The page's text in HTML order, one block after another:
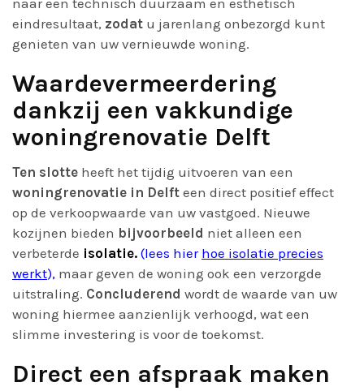
naar een technisch duurzaam en esthetisch
eindresultaat, zodat u jarenlang onbezorgd kunt
genieten van uw vernieuwde woning.
Waardevermeerdering
dankzij een vakkundige
woningrenovatie Delft
Ten slotte heeft het tijdig uitvoeren van een
woningrenovatie in Delft een direct positief effect
op de verkoopwaarde van uw vastgoed. Nieuwe
kozijnen bieden bijvoorbeeld niet alleen een
verbeterde isolatie. (lees hier hoe isolatie precies
werkt), maar geven de woning ook een verzorgde
uitstraling. Concluderend wordt de waarde van uw
woning hiermee aanzienlijk verhoogd, wat een
slimme investering is voor de toekomst.
Direct een afspraak maken